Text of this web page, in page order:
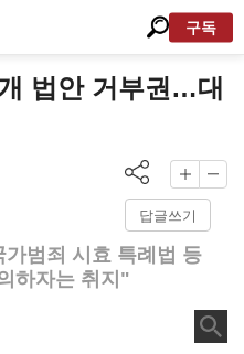
구독
법안 거부권…대
답글쓰기
가범죄 시효 특례법 등
하자는 취지"